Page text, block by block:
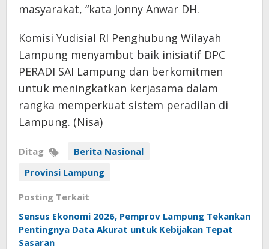
masyarakat, “kata Jonny Anwar DH.
Komisi Yudisial RI Penghubung Wilayah
Lampung menyambut baik inisiatif DPC
PERADI SAI Lampung dan berkomitmen
untuk meningkatkan kerjasama dalam
rangka memperkuat sistem peradilan di
Lampung. (Nisa)
Ditag
Berita Nasional
Provinsi Lampung
Posting Terkait
Sensus Ekonomi 2026, Pemprov Lampung Tekankan
Pentingnya Data Akurat untuk Kebijakan Tepat
Sasaran